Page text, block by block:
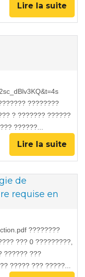
Lire la suite
????????
? ??????? ??????
??????...
Lire la suite
de
requise en
????????
??? 0 ?????????,
?????? ???
????? ??? ?????...